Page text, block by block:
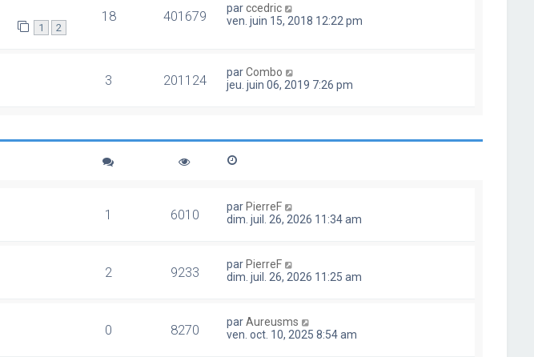
1 2
18 401679 parccedric
ven. juin 15, 2018 12:22 pm
3 201124 parCombo
jeu. juin 06, 2019 7:26 pm
1 6010 par PierreF
dim. juil. 26, 2026 11:34 am
2 9233 par PierreF
dim. juil. 26, 2026 11:25 am
0 8270 parAureusms
ven. oct. 10, 2025 8:54 am